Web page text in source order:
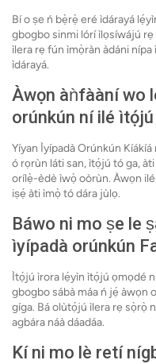
Bí o ṣe ń bẹ̀rẹ̀ eré ìdárayá
gbogbo sinmi lórí ìlọsíwájú rẹ
ìlera rẹ fún ìmọ̀ràn àdáni nípa
ìdárayá.
Àwọn àǹfààní wo
orúnkún ní ilé
Yíyan Ìyípadà Orúnkún
ó rọrùn láti san, ìtọ́jú tó ga,
orílẹ̀-èdè ìwọ̀ oòrùn. Àwọn
iṣẹ́ àti ìmọ̀ tó dára jùlọ.
Báwo ni mo ṣe le
ìyípadà orúnkún
Ìtọ́jú ìrora lẹ́yìn ìtọ́jú ọmọdé
gbogbo sábà máa ń jẹ́ àwọn
gíga. Bá olùtọ́jú ìlera rẹ sọ̀rọ̀
agbára náà dáadáa.
Kí ni mo lè retí